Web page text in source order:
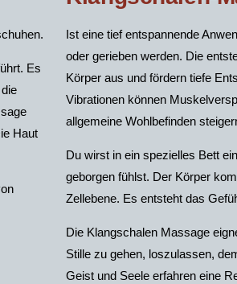
Es
Haut
Ist eine tief entspannende
oder gerieben werden. Die
Körper aus und fördern tiefe
Vibrationen können
allgemeine Wohlbefinden
Du wirst in ein spezielles Bett
geborgen fühlst. Der Körper
Zellebene. Es entsteht das
Die Klangschalen Massage
Stille zu gehen, loszulassen,
Geist und Seele erfahren eine